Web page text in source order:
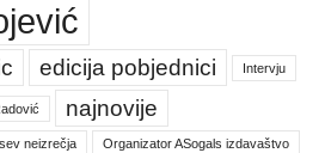
edicija pobjednici Intervju
najnovije
neizrečja Organizator ASogals izdavaštvo